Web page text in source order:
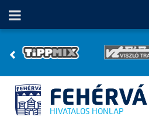
HIVATALOS HONLAP